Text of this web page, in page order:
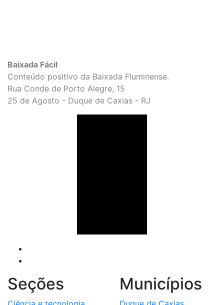
Baixada Fácil
Conteúdo positivo da Baixada Fluminense.
Rua Conde de Porto Alegre, 15
25 de Agosto - Duque de Caxias - RJ
Seções Municípios